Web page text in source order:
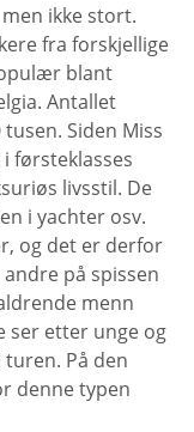
ikke stort.
fra forskjellige
blant
Antallet
Siden Miss
førsteklasses
livsstil. De
i yachter osv.
og det er derfor
på spissen
menn
ser etter unge og
På den
denne typen